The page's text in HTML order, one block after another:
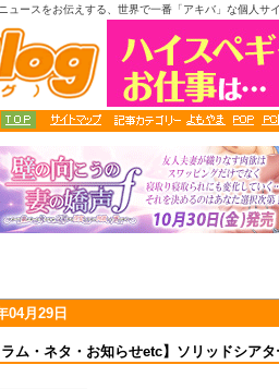
ュースをお伝えする、世界で一番「アキバ」な個人サ
04月29日
ラム・ネタ・お知らせetc】ソリッドシア